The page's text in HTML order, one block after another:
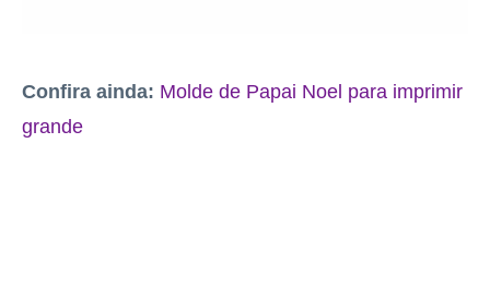
Confira ainda: Molde de Papai Noel para imprimir
grande